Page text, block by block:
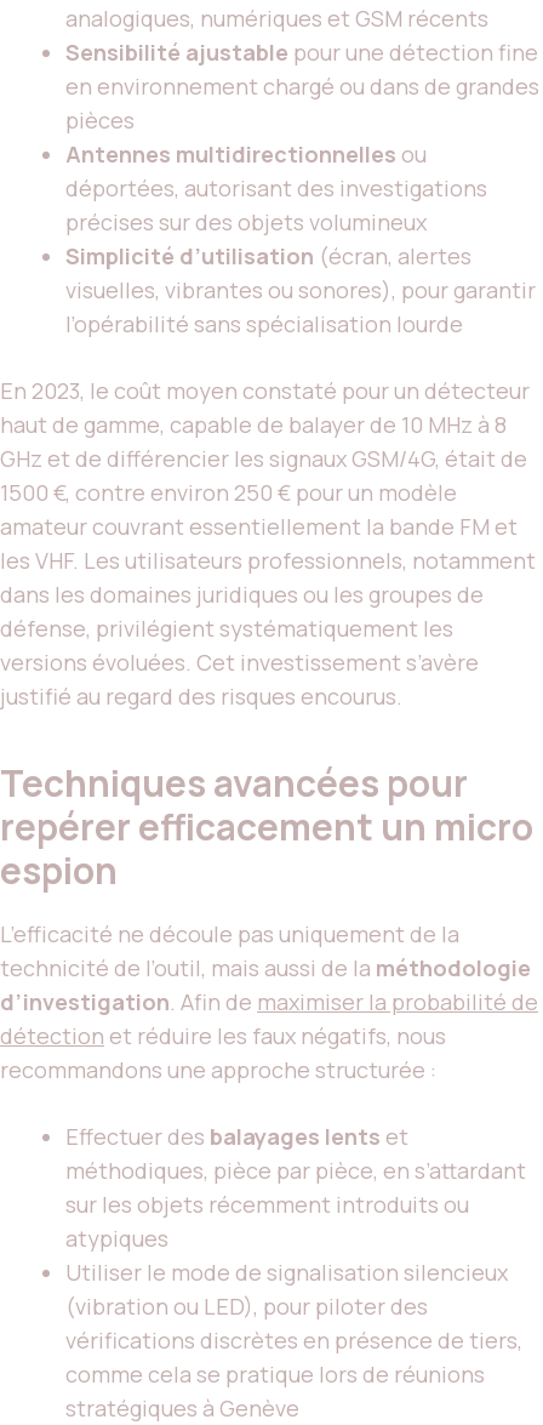
analogiques, numériques et GSM récents
Sensibilité ajustable pour une détection fine
en environnement chargé ou dans de grandes
pièces
Antennes multidirectionnelles ou
déportées, autorisant des investigations
précises sur des objets volumineux
Simplicité d’utilisation (écran, alertes
visuelles, vibrantes ou sonores), pour garantir
l’opérabilité sans spécialisation lourde
En 2023, le coût moyen constaté pour un détecteur
haut de gamme, capable de balayer de 10 MHz à 8
GHz et de différencier les signaux GSM/4G, était de
1500 €, contre environ 250 € pour un modèle
amateur couvrant essentiellement la bande FM et
les VHF. Les utilisateurs professionnels, notamment
dans les domaines juridiques ou les groupes de
défense, privilégient systématiquement les
versions évoluées. Cet investissement s’avère
justifié au regard des risques encourus.
Techniques avancées pour
repérer efficacement un micro
espion
L’efficacité ne découle pas uniquement de la
technicité de l’outil, mais aussi de la méthodologie
d’investigation . Afin de maximiser la probabilité de
détection et réduire les faux négatifs, nous
recommandons une approche structurée :
Effectuer des balayages lents et
méthodiques, pièce par pièce, en s’attardant
sur les objets récemment introduits ou
atypiques
Utiliser le mode de signalisation silencieux
(vibration ou LED), pour piloter des
vérifications discrètes en présence de tiers,
comme cela se pratique lors de réunions
stratégiques à Genève